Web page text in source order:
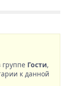
Гости,
к данной